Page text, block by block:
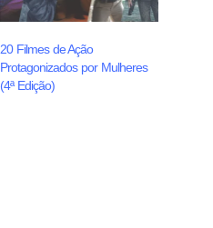
20 Filmes de Ação
Protagonizados por Mulheres
(4ª Edição)